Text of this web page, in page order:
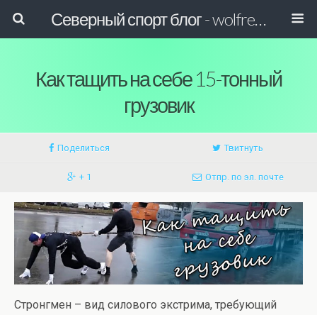
Северный спорт блог - wolfreactor
Как тащить на себе 15-тонный
грузовик
Поделиться Твитнуть
+ 1 Отпр. по эл. почте
Стронгмен – вид силового экстрима, требующий